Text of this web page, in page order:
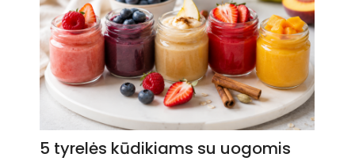
5 tyrelės kūdikiams su uogomis